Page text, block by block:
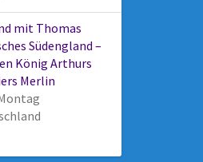
mit Thomas
Südengland –
König Arthurs
Merlin